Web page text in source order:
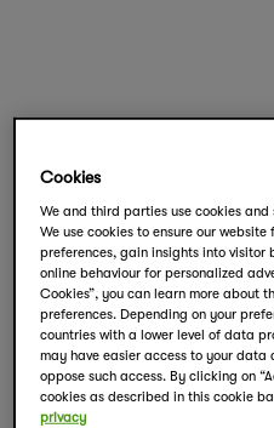
Krachtige
Pickwick
Van shots en limonade
is de afgelopen
geworden. Geen
Cookies
We and third parties use cookies
We use cookies to ensure our
preferences, gain insights into
online behaviour for personalized
Cookies”, you can learn more about
preferences. Depending on your
countries with a lower level of data
may have easier access to your data
oppose such access. By clicking on
cookies as described in this cookie
privacy